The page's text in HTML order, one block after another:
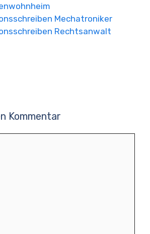
Mechatroniker
Rechtsanwalt
Kommentar